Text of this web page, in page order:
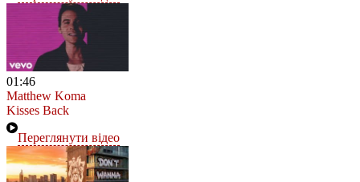
01:46
Matthew Koma
Kisses Back
Переглянути відео